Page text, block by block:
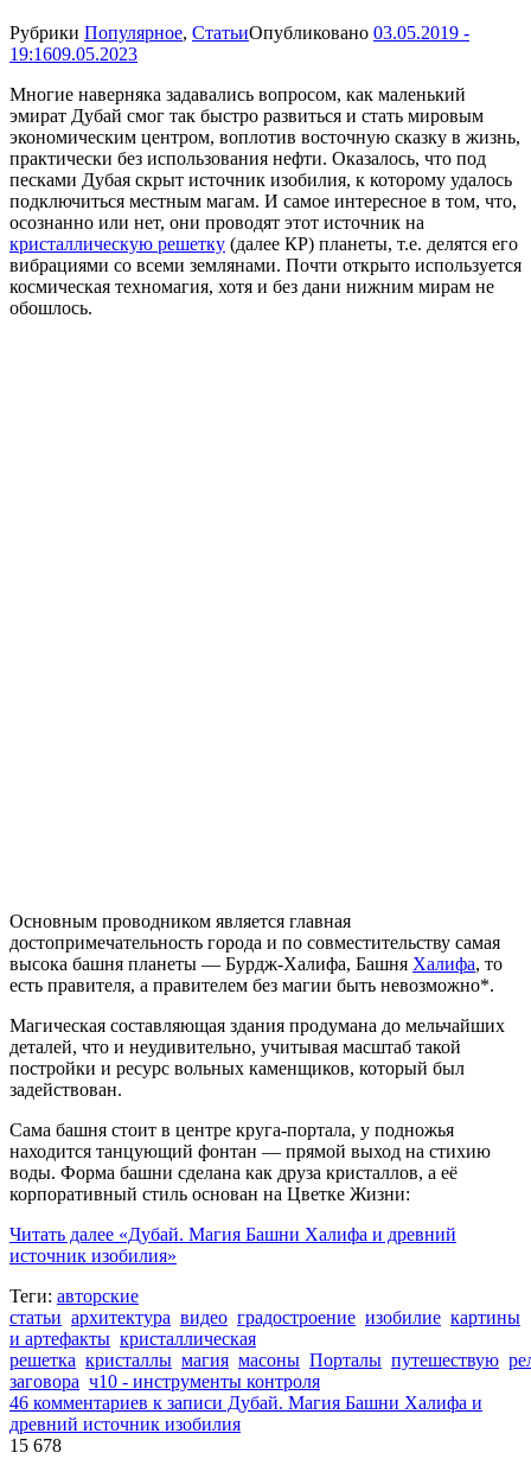
Рубрики Популярное, СтатьиОпубликовано 03.05.2019 -
19:1609.05.2023
Многие наверняка задавались вопросом, как маленький
эмират Дубай смог так быстро развиться и стать мировым
экономическим центром, воплотив восточную сказку в жизнь,
практически без использования нефти. Оказалось, что под
песками Дубая скрыт источник изобилия, к которому удалось
подключиться местным магам. И самое интересное в том, что,
осознанно или нет, они проводят этот источник на
кристаллическую решетку (далее КР) планеты, т.е. делятся его
вибрациями со всеми землянами. Почти открыто используется
космическая техномагия, хотя и без дани нижним мирам не
обошлось.
Основным проводником является главная
достопримечательность города и по совместительству самая
высока башня планеты — Бурдж-Халифа, Башня Халифа, то
есть правителя, а правителем без магии быть невозможно*.
Магическая составляющая здания продумана до мельчайших
деталей, что и неудивительно, учитывая масштаб такой
постройки и ресурс вольных каменщиков, который был
задействован.
Сама башня стоит в центре круга-портала, у подножья
находится танцующий фонтан — прямой выход на стихию
воды. Форма башни сделана как друза кристаллов, а её
корпоративный стиль основан на Цветке Жизни:
Читать далее «Дубай. Магия Башни Халифа и древний
источник изобилия»
Теги: авторские
статьи архитектура видео градостроение изобилие картины
и артефакты кристаллическая
решетка кристаллы магия масоны Порталы путешествую
заговора ч10 - инструменты контроля
46 комментариев к записи Дубай. Магия Башни Халифа и
древний источник изобилия
15 678